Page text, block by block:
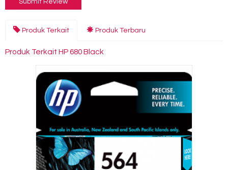
Produk Terkait Produk Terbaru
Produk Terkait HP 680 Black